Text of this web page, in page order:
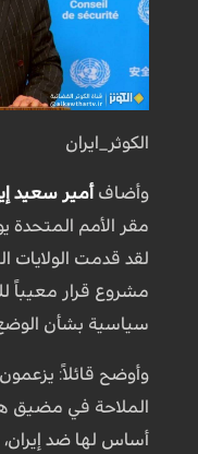
الكوثر_ايران
وأضاف أمير سعيد
مقر الأمم المتحدة
لقد قدمت الولايات
مشروع قرار معيباً
سياسية بشأن
وأوضح قائلاً:
الملاحة في مضيق
أساس لها ضد